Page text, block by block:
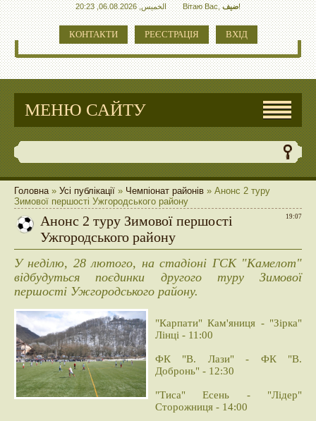
الخميس, 06.08.2026, 20:23 Вітаю Вас,ضيف!
КОНТАКТИ РЕЄСТРАЦІЯ ВХІД
МЕНЮ САЙТУ
Головна» Усі публікації » Чемпіонат районів » Анонс 2 туру
Зимової першості Ужгородського району
19:07
Анонс 2 туру Зимової першості
Ужгородського району
У неділю, 28 лютого, на стадіоні ГСК "Камелот"
відбудуться поєдинки другого туру Зимової
першості Ужгородського району.
"Карпати" Кам'яниця - "Зірка"
Лінці - 11:00
ФК "В. Лази" - ФК "В.
Добронь" - 12:30
"Тиса" Есень - "Лідер"
Сторожниця - 14:00